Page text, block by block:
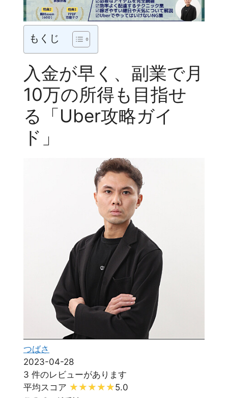
もくじ
入金が早く、副業で月
10万の所得も目指せ
る「Uber攻略ガイ
ド」
つばさ
2023-04-28
3 件のレビューがあります
平均スコア
5.0